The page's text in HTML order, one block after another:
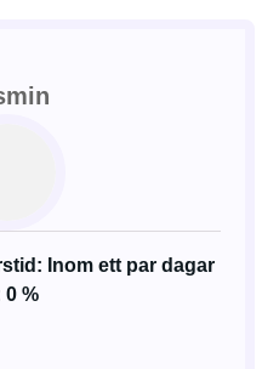
Inom ett par dagar
%